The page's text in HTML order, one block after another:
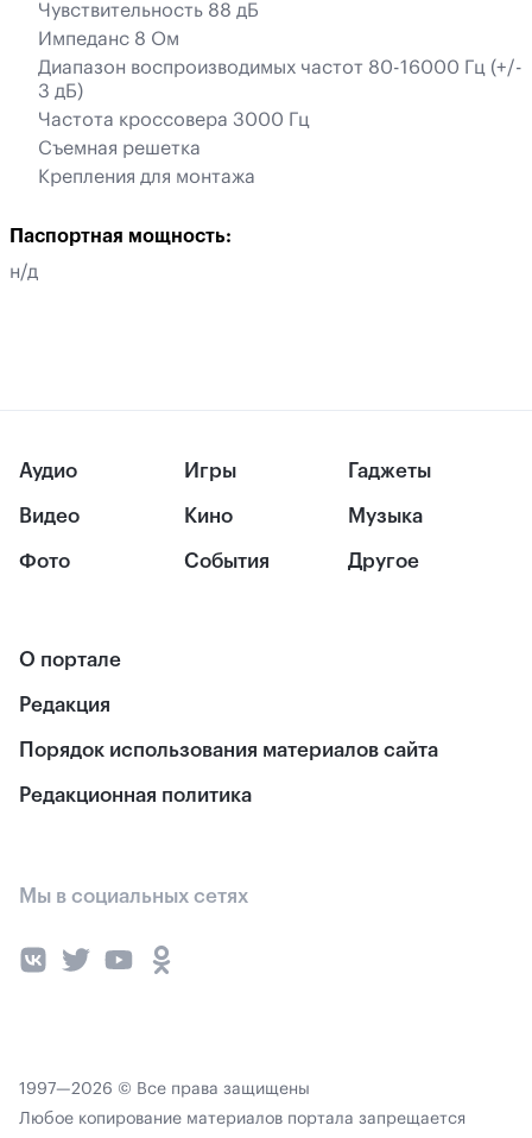
Чувствительность 88 дБ
Импеданс 8 Ом
Диапазон воспроизводимых частот 80-16000 Гц (+/-
3 дБ)
Частота кроссовера 3000 Гц
Съемная решетка
Крепления для монтажа
Паспортная мощность:
н/д
Аудио
Видео
Фото
Игры
Кино
События
Гаджеты
Музыка
Другое
О портале
Редакция
Порядок использования материалов сайта
Редакционная политика
Мы в социальных сетях
1997—2026 © Все права защищены
Любое копирование материалов портала запрещается